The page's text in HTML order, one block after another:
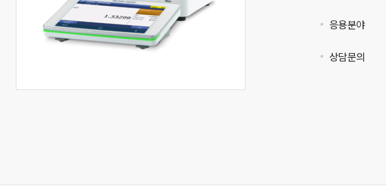
응용분야
상담문의